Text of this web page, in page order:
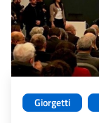
Giorgetti